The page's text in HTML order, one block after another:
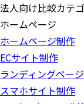
法人向け比較カテ
ホームページ
ホームページ制作
ECサイト制作
ランディングペー
スマホサイト制作